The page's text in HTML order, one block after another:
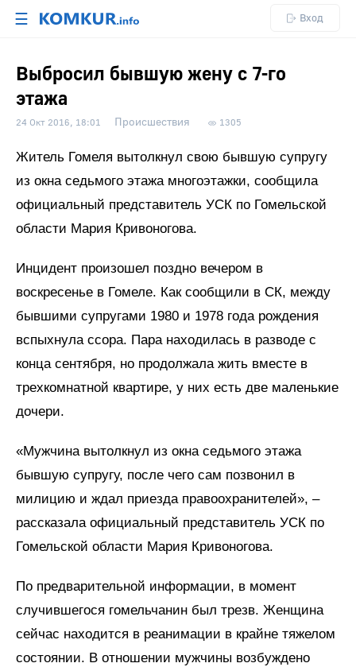
☰ Вход
Выбросил бывшую жену с 7-го
этажа
24 Окт 2016, 18:01 Происшествия 1305
Житель Гомеля вытолкнул свою бывшую супругу
из окна седьмого этажа многоэтажки, сообщила
официальный представитель УСК по Гомельской
области Мария Кривоногова.
Инцидент произошел поздно вечером в
воскресенье в Гомеле. Как сообщили в СК, между
бывшими супругами 1980 и 1978 года рождения
вспыхнула ссора. Пара находилась в разводе с
конца сентября, но продолжала жить вместе в
трехкомнатной квартире, у них есть две маленькие
дочери.
«Мужчина вытолкнул из окна седьмого этажа
бывшую супругу, после чего сам позвонил в
милицию и ждал приезда правоохранителей», –
рассказала официальный представитель УСК по
Гомельской области Мария Кривоногова.
По предварительной информации, в момент
случившегося гомельчанин был трезв. Женщина
сейчас находится в реанимации в крайне тяжелом
состоянии. В отношении мужчины возбуждено